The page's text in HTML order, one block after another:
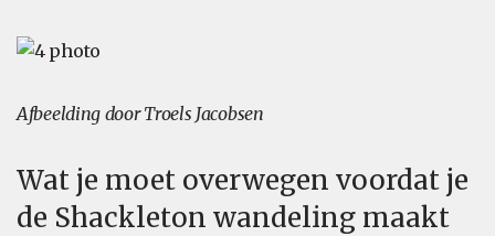
Afbeelding door Troels Jacobsen
Wat je moet overwegen voordat je
de Shackleton wandeling maakt